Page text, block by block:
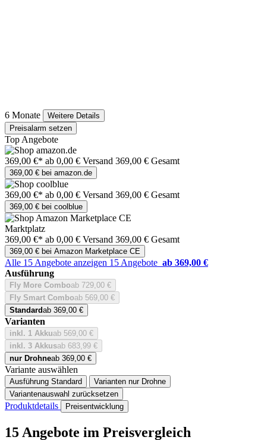
6 Monate
Weitere Details
Preisalarm setzen
Top Angebote
369,00 €* ab 0,00 € Versand 369,00 € Gesamt
369,00 € bei amazon.de
369,00 €* ab 0,00 € Versand 369,00 € Gesamt
369,00 € bei coolblue
Marktplatz
369,00 €* ab 0,00 € Versand 369,00 € Gesamt
369,00 € bei Amazon Marketplace CE
Alle 15 Angebote anzeigen 15 Angebote ab 369,00 €
Ausführung
Fly More Comboab 729,00 €
Fly Smart Comboab 569,00 €
Standardab 369,00 €
Varianten
inkl. 1 Akkuab 569,00 €
inkl. 3 Akkusab 683,99 €
nur Drohneab 369,00 €
Variante auswählen
Ausführung Standard Varianten nur Drohne
Variantenauswahl zurücksetzen
Produktdetails Preisentwicklung
15 Angebote im Preisvergleich